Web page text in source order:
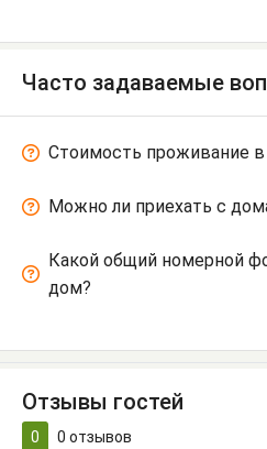
Часто задаваемые
Стоимость проживание
Можно ли приехать с
Какой общий номерной
дом?
Отзывы гостей
0 0 отзывов